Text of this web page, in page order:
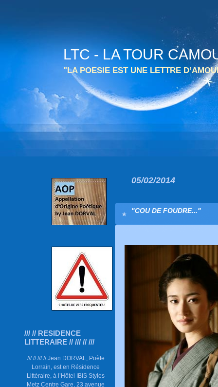
LTC - LA TOUR
"LA POESIE EST UNE LETTRE
/// // RESIDENCE
LITTERAIRE // /// // ///
/// // /// // Jean DORVAL, Poète
Lorrain, est en Résidence
Littéraire, à l’Hôtel IBIS Styles
Metz Centre Gare, 23 avenue
05/02/2014
"COU DE FOUDRE..."